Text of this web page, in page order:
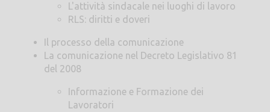
L'attività sindacale nei luoghi di lavoro
RLS: diritti e doveri
Il processo della comunicazione
La comunicazione nel Decreto Legislativo 81
del 2008
Informazione e Formazione dei
Lavoratori